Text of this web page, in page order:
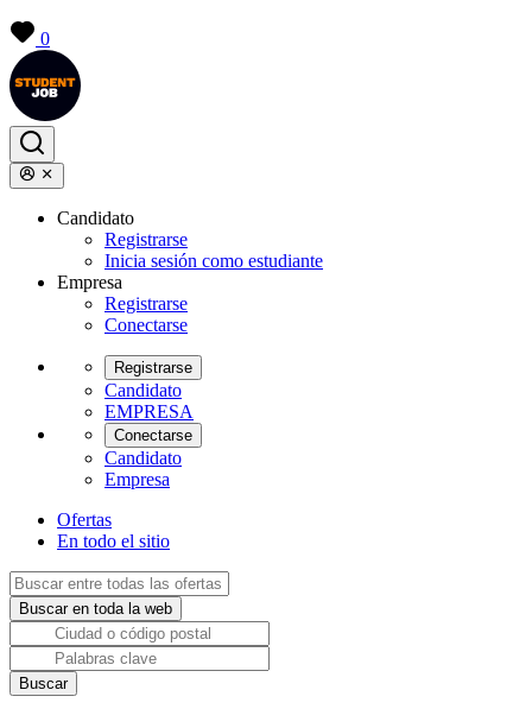
0
Candidato
Registrarse
Inicia sesión como estudiante
Empresa
Registrarse
Conectarse
Registrarse
Candidato
EMPRESA
Conectarse
Candidato
Empresa
Ofertas
En todo el sitio